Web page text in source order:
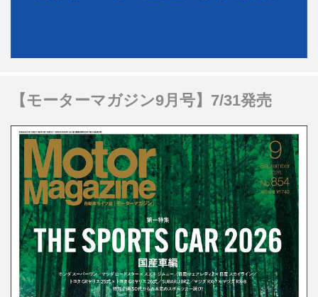
【モーターマガジン9月号】7/31発売